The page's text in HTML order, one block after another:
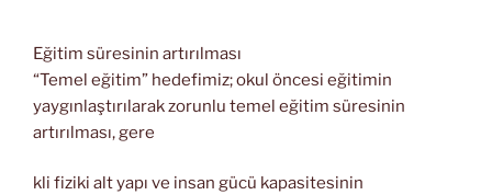
Eğitim süresinin artırılması
“Temel eğitim” hedefimiz; okul öncesi eğitimin
yaygınlaştırılarak zorunlu temel eğitim süresinin
artırılması, gere
kli fiziki alt yapı ve insan gücü kapasitesinin